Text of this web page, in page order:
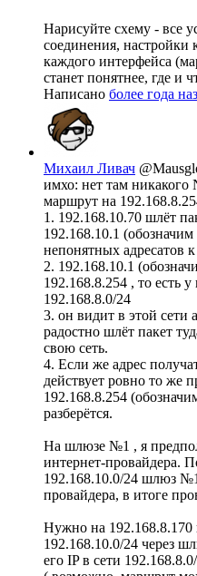
Нарисуйте схему - все
соединения, настройки
каждого интерфейса
станет понятнее, где и
Написано более года
Михаил Ливач
имхо: нет там никакого
маршрут на
1. 192.168.10.70 шлёт
192.168.10.1
непонятных адресатов
2. 192.168.10.1
192.168.8.254 , то есть у
192.168.8.0/24
3. он видит в этой сети
радостно шлёт пакет
свою сеть.
4. Если же адрес
действует ровно то же
192.168.8.254
разберётся.
На шлюзе №1 , я
интернет-провайдера.
192.168.10.0/24 шлюз
провайдера, в итоге
Нужно на 192.168.8.170
192.168.10.0/24 через
его IP в сети